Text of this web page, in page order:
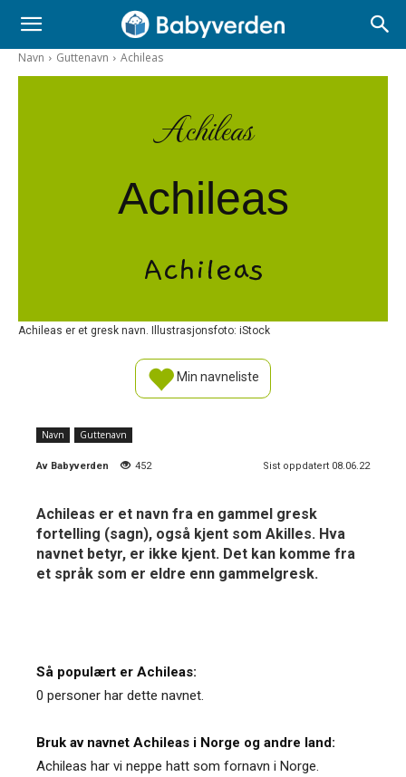
Navn Guttenavn Achileas
Achileas
Achileas
Achileas
Achileas er et gresk navn. Illustrasjonsfoto: iStock
Min navneliste
Navn Guttenavn
Av Babyverden 452 Sist oppdatert 08.06.22
Achileas er et navn fra en gammel gresk
fortelling (sagn), også kjent som Akilles. Hva
navnet betyr, er ikke kjent. Det kan komme fra
et språk som er eldre enn gammelgresk.
Så populært er Achileas:
0 personer har dette navnet.
Bruk av navnet Achileas i Norge og andre land:
Achileas har vi neppe hatt som fornavn i Norge.